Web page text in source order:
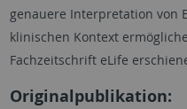
genauere Interpretation von
klinischen Kontext
Fachzeitschrift eLife
Originalpublikation: